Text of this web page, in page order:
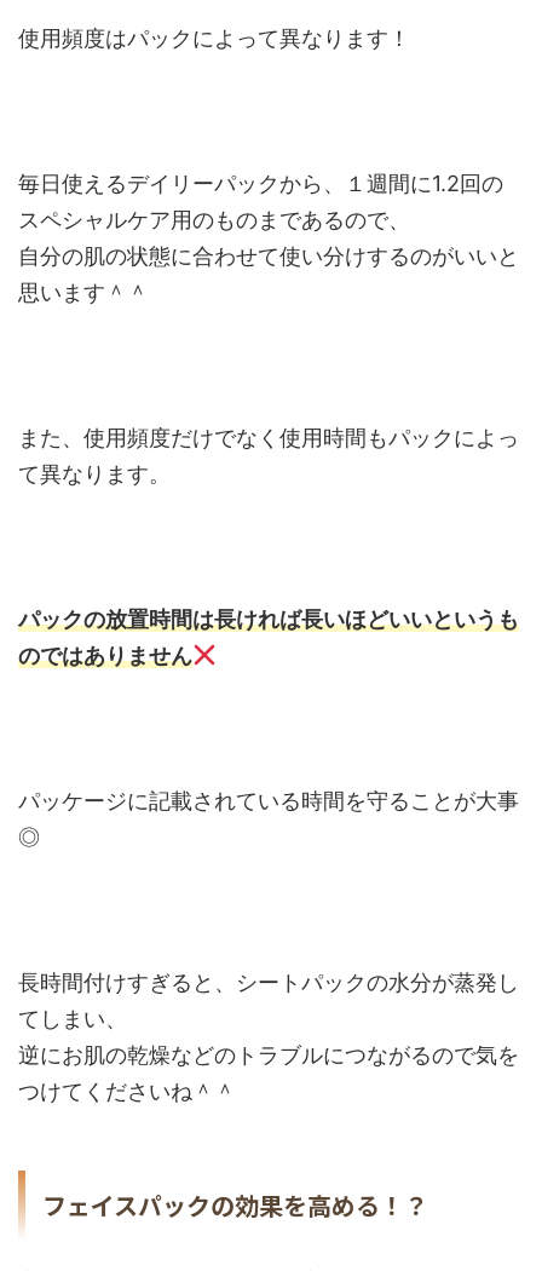
使用頻度はパックによって異なります！
毎日使えるデイリーパックから、１週間に1.2回の
スペシャルケア用のものまであるので、
自分の肌の状態に合わせて使い分けするのがいいと
思います＾＾
また、使用頻度だけでなく使用時間もパックによっ
て異なります。
パックの放置時間は長ければ長いほどいいというも
のではありません
パッケージに記載されている時間を守ることが大事
◎
長時間付けすぎると、シートパックの水分が蒸発し
てしまい、
逆にお肌の乾燥などのトラブルにつながるので気を
つけてくださいね＾＾
フェイスパックの効果を高める！？